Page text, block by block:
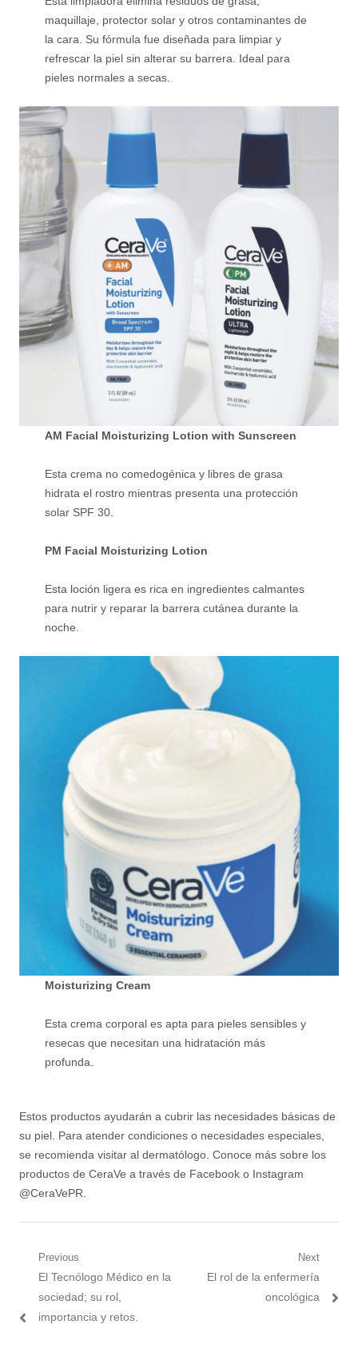
maquillaje, protector solar y otros contaminantes de
la cara. Su fórmula fue diseñada para limpiar y
refrescar la piel sin alterar su barrera. Ideal para
pieles normales a secas.
AM Facial Moisturizing Lotion with Sunscreen
Esta crema no comedogénica y libres de grasa
hidrata el rostro mientras presenta una protección
solar SPF 30.
PM Facial Moisturizing Lotion
Esta loción ligera es rica en ingredientes calmantes
para nutrir y reparar la barrera cutánea durante la
noche.
Moisturizing Cream
Esta crema corporal es apta para pieles sensibles y
resecas que necesitan una hidratación más
profunda.
Estos productos ayudarán a cubrir las necesidades básicas de
su piel. Para atender condiciones o necesidades especiales,
se recomienda visitar al dermatólogo. Conoce más sobre los
productos de CeraVe a través de Facebook o Instagram
@CeraVePR.
Post
navigation
Previous
Previous
post:
El Tecnólogo Médico en la
sociedad; su rol,
importancia y retos.
Next
Next
El rol de la enfermería
oncológica